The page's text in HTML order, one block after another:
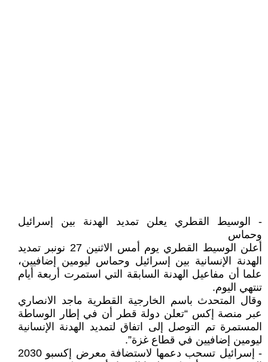
- الوسيط القطري يعلن تمديد الهدنة بين إسرائيل
وحماس
أعلن الوسيط القطري يوم أمس الاثنين 27 نونبر تمديد
الهدنة الإنسانية بين إسرائيل وحماس ليومين إضافيين،
علما أن مفاعيل الهدنة السابقة التي استمرت أربعة أيام
تنتهي اليوم.
وقال المتحدث باسم الخارجية القطرية ماجد الانصاري
عبر منصة إكس “تعلن دولة قطر أن في إطار الوساطة
المستمرة تم التوصل إلى اتفاق لتمديد الهدنة الإنسانية
ليومين إضافيين في قطاع غزة”.
- إسرائيل تسحب دعمها لاستضافة معرض إكسبو 2030